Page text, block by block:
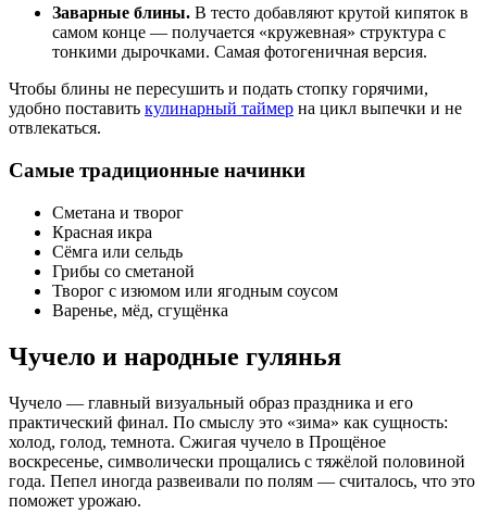
Заварные блины. В тесто добавляют крутой кипяток в
самом конце — получается «кружевная» структура с
тонкими дырочками. Самая фотогеничная версия.
Чтобы блины не пересушить и подать стопку горячими,
удобно поставить кулинарный таймер на цикл выпечки и не
отвлекаться.
Самые традиционные начинки
Сметана и творог
Красная икра
Сёмга или сельдь
Грибы со сметаной
Творог с изюмом или ягодным соусом
Варенье, мёд, сгущёнка
Чучело и народные гулянья
Чучело — главный визуальный образ праздника и его
практический финал. По смыслу это «зима» как сущность:
холод, голод, темнота. Сжигая чучело в Прощёное
воскресенье, символически прощались с тяжёлой половиной
года. Пепел иногда развеивали по полям — считалось, что это
поможет урожаю.